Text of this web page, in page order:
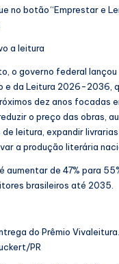
no botão “Emprestar e
a leitura
o governo federal lançou
e da Leitura 2026-2036,
dez anos focadas
o preço das obras,
de leitura, expandir
a produção literária
aumentar de 47% para
brasileiros até 2035.
do Prêmio Vivaleitura.
PR